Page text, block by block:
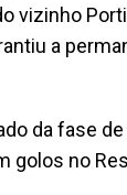
vizinho
a
da fase de
golos no